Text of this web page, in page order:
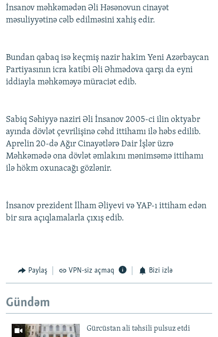
İnsanov məhkəmədən Əli Həsənovun cinayət
məsuliyyətinə cəlb edilməsini xahiş edir.
Bundan qabaq isə keçmiş nazir hakim Yeni Azərbaycan
Partiyasının icra katibi Əli Əhmədova qarşı da eyni
iddiayla məhkəməyə müraciət edib.
Sabiq Səhiyyə naziri Əli İnsanov 2005-ci ilin oktyabr
ayında dövlət çevrilişinə cəhd ittihamı ilə həbs edilib.
Aprelin 20-də Ağır Cinayətlərə Dair İşlər üzrə
Məhkəmədə ona dövlət əmlakını mənimsəmə ittihamı
ilə hökm oxunacağı gözlənir.
İnsanov prezident İlham Əliyevi və YAP-ı ittiham edən
bir sıra açıqlamalarla çıxış edib.
Paylaş VPN-siz açmaq Bizi izlə
Gündəm
Gürcüstan ali təhsili pulsuz etdi